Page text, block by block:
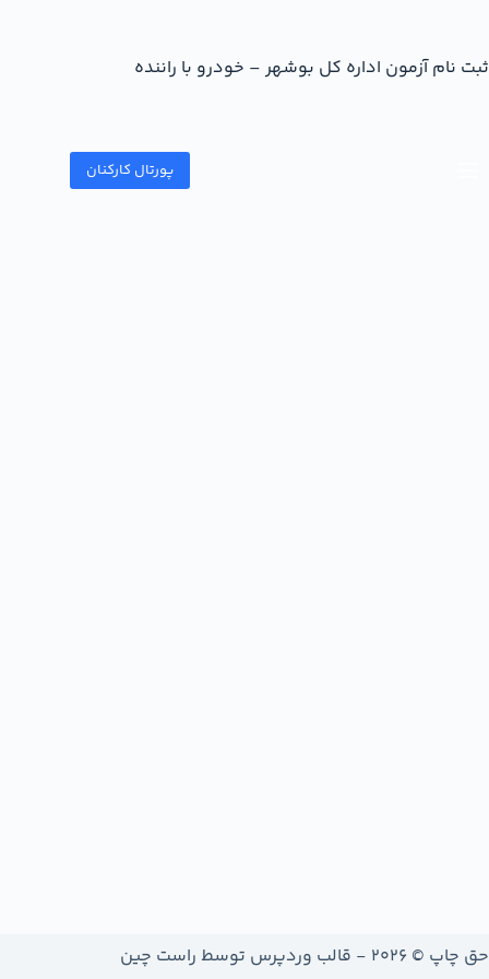
پورتال کارکنان
ثبت نام آزمون اداره کل بوشهر – خودرو با راننده
حق چاپ © 2026 - قالب وردپرس توسط راست چین